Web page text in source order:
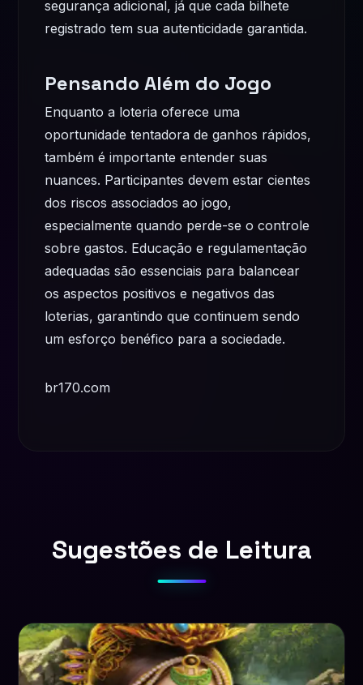
segurança adicional, já que cada bilhete
registrado tem sua autenticidade garantida.
Pensando Além do Jogo
Enquanto a loteria oferece uma
oportunidade tentadora de ganhos rápidos,
também é importante entender suas
nuances. Participantes devem estar cientes
dos riscos associados ao jogo,
especialmente quando perde-se o controle
sobre gastos. Educação e regulamentação
adequadas são essenciais para balancear
os aspectos positivos e negativos das
loterias, garantindo que continuem sendo
um esforço benéfico para a sociedade.
br170.com
Sugestões de Leitura